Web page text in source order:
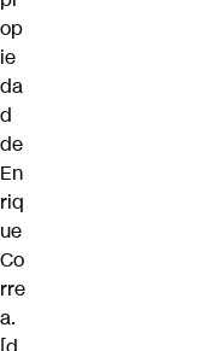
op
ie
da
d
de
En
riq
ue
Co
rre
a.